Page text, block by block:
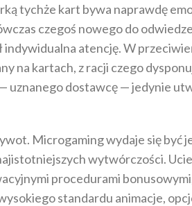
tychże kart bywa naprawdę
czegoś nowego do
atencję. W
na kartach, z racji czego
dostawcę — jedynie
Microgaming wydaje się być
wytwórczości.
procedurami
standardu animacje,